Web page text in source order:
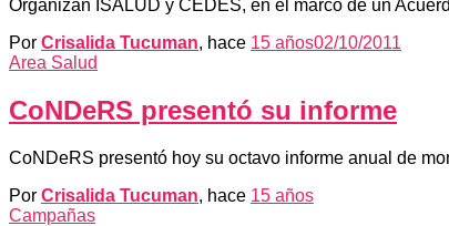
Organizan ISALUD y CEDES, en el marco de un
Por Crisalida Tucuman, hace 15 años02/10/2011
Area Salud
CoNDeRS presentó su informe
CoNDeRS presentó hoy su octavo informe anual de
Por Crisalida Tucuman, hace 15 años
Campañas